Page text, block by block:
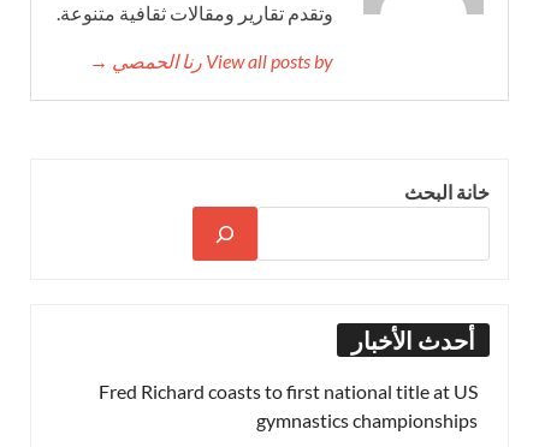
وتقدم تقارير ومقالات ثقافية متنوعة.
View all posts by رنا الحمصي →
خانة البحث
أحدث الأخبار
Fred Richard coasts to first national title at US
gymnastics championships